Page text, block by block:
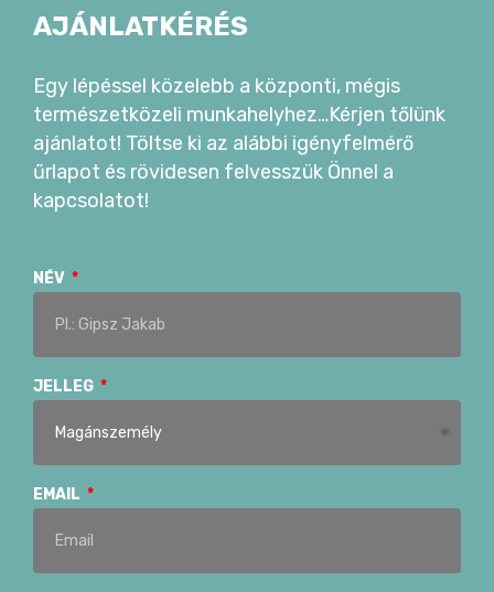
AJÁNLATKÉRÉS
Egy lépéssel közelebb a központi, mégis
természetközeli munkahelyhez…Kérjen tőlünk
ajánlatot! Töltse ki az alábbi igényfelmérő
űrlapot és rövidesen felvesszük Önnel a
kapcsolatot!
NÉV
JELLEG
EMAIL